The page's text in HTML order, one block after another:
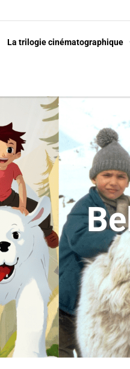
La trilogie cinématographique